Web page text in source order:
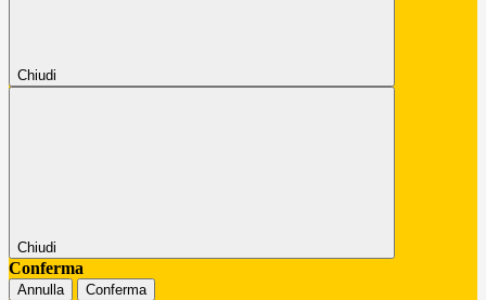
Chiudi
Chiudi
Conferma
Annulla Conferma